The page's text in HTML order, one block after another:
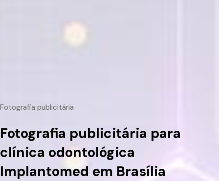
Fotografia publicitária
Fotografia publicitária para
clínica odontológica
Implantomed em Brasília